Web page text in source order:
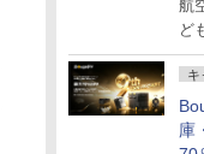
航
ど
キ
庫